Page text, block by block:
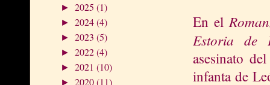
► 2025 (1)
► 2024(4)
► 2023 (5)
► 2022(4)
► 2021 (10)
► 2020(11)
En el
Estoria de
asesinato
infanta de